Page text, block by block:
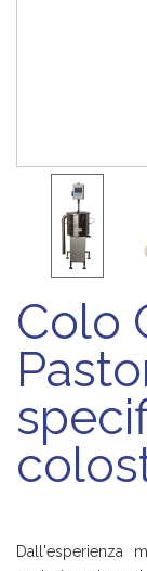
Colo
Dall'esperienza